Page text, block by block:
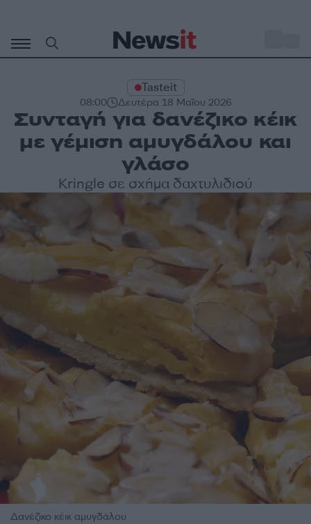
περιεχόμενο
Tasteit
08:00 Δευτέρα 18 Μαΐου 2026
Συνταγή για δανέζικο κέικ
με γέμιση αμυγδάλου και
γλάσο
Kringle σε σχήμα δαχτυλιδιού
Δανέζικο κέικ αμυγδάλου